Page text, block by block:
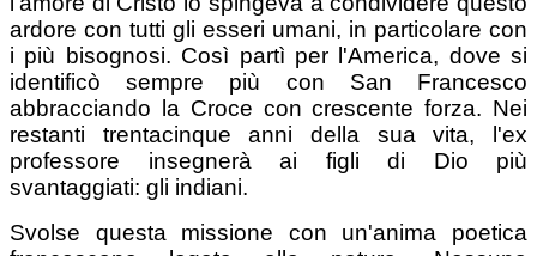
ardore con tutti gli esseri umani, in particolare con
i più bisognosi. Così partì per l'America, dove si
identificò sempre più con San Francesco
abbracciando la Croce con crescente forza. Nei
restanti trentacinque anni della sua vita, l'ex
professore insegnerà ai figli di Dio più
svantaggiati: gli indiani.
Svolse questa missione con un'anima poetica